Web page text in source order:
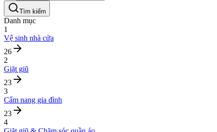
Tìm kiếm
Danh mục
1
Vệ sinh nhà cửa
26
2
Giặt giũ
23
3
Cẩm nang gia đình
23
4